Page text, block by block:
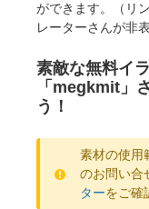
ができます。（リ
レーターさんが非
素敵な無料イ
「megkmit」
う！
素材の使用
のお問い合
ターをご確